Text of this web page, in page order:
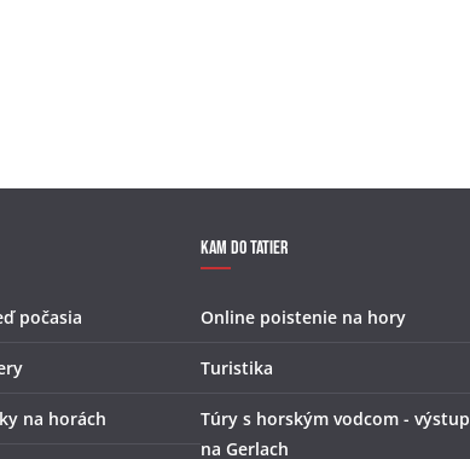
počasia
na horách
Kam do Tatier
Online poistenie na hory
Turistika
Túry s horským vodcom - výstup
na Gerlach